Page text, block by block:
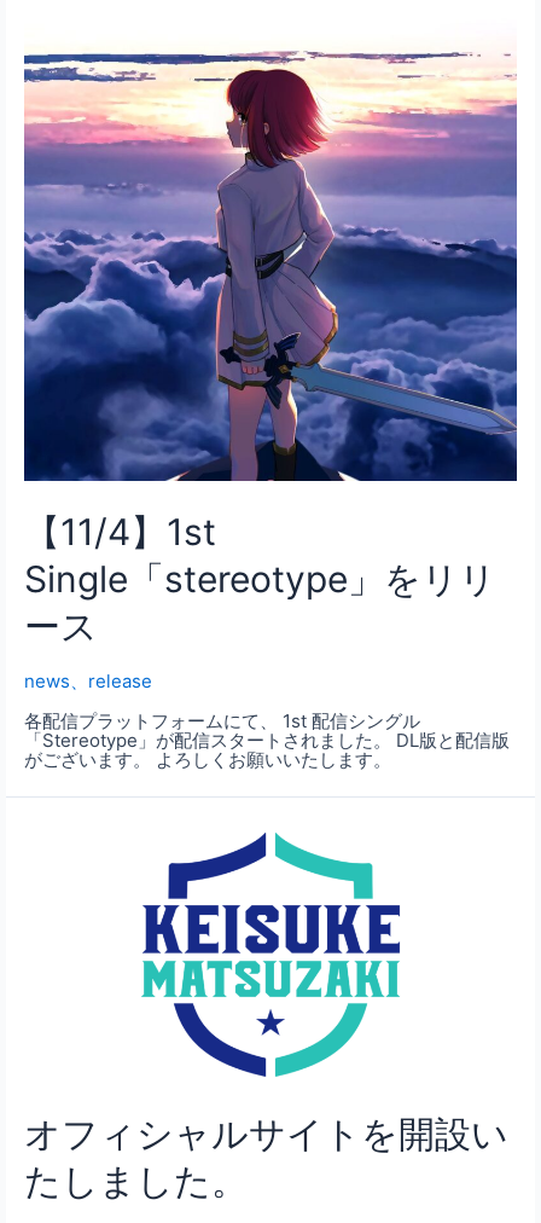
【11/4】1st
Single「stereotype」をリリ
ース
news、 release
各配信プラットフォームにて、 1st 配信シングル
「Stereotype」が配信スタートされました。 DL版と配信版
がございます。 よろしくお願いいたします。
オフィシャルサイトを開設い
たしました。